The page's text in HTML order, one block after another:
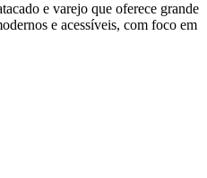
e varejo que oferece grande
e acessíveis, com foco em